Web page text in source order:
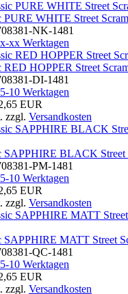
PURE WHITE Street
NK-1481
x-xx Werktagen
RED HOPPER Street
DI-1481
5-10 Werktagen
EUR
zzgl. Versandkosten
SAPPHIRE BLACK Street
PM-1481
5-10 Werktagen
EUR
zzgl. Versandkosten
SAPPHIRE MATT Street
QC-1481
5-10 Werktagen
EUR
zzgl. Versandkosten